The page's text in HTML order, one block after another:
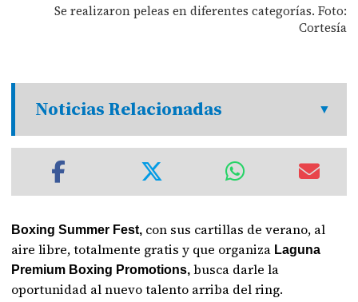
Se realizaron peleas en diferentes categorías. Foto:
Cortesía
Noticias Relacionadas
Boxing Summer Fest, con sus cartillas de verano, al
aire libre, totalmente gratis y que organiza Laguna
Premium Boxing Promotions, busca darle la
oportunidad al nuevo talento arriba del ring.